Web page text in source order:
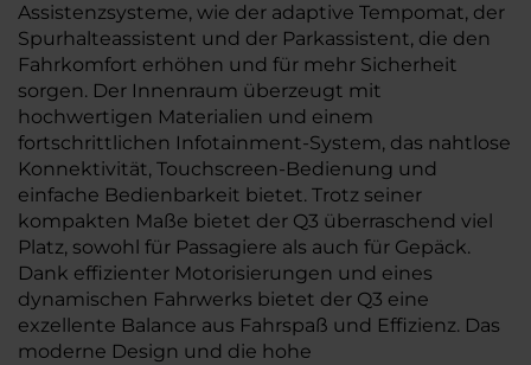
Assistenzsysteme, wie der adaptive Tempomat, der
Spurhalteassistent und der Parkassistent, die den
Fahrkomfort erhöhen und für mehr Sicherheit
sorgen. Der Innenraum überzeugt mit
hochwertigen Materialien und einem
fortschrittlichen Infotainment-System, das nahtlose
Konnektivität, Touchscreen-Bedienung und
einfache Bedienbarkeit bietet. Trotz seiner
kompakten Maße bietet der Q3 überraschend viel
Platz, sowohl für Passagiere als auch für Gepäck.
Dank effizienter Motorisierungen und eines
dynamischen Fahrwerks bietet der Q3 eine
exzellente Balance aus Fahrspaß und Effizienz. Das
moderne Design und die hohe